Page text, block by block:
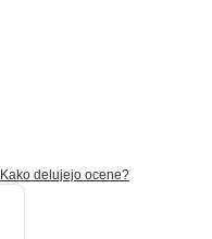
Kako delujejo ocene?